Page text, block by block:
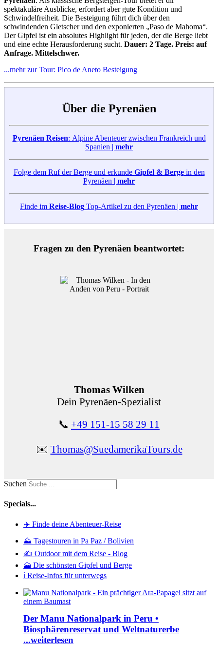
spektakuläre Ausblicke, erfordert aber gute Kondition und
Schwindelfreiheit. Die Besteigung führt dich über den
schwindenden Gletscher und den exponierten „Paso de Mahoma“.
Der Gipfel ist ein absolutes Highlight für jeden, der die Berge liebt
und eine echte Herausforderung sucht. Dauer: 2 Tage. Preis: auf
Anfrage. Mittelschwer.
...mehr zur Tour: Pico de Aneto Besteigung
Über die Pyrenäen
Pyrenäen Reisen: Alpine Abenteuer zwischen Frankreich und
Spanien | mehr
Folge dem Ruf der Berge und erkunde Gipfel & Bergein den
Pyrenäen | mehr
Finde im Reise-Blog Top-Artikel zu den Pyrenäen | mehr
Fragen zu den Pyrenäen beantwortet:
Thomas Wilken
Dein Pyrenäen-Spezialist
📞 +49 151-15 58 29 11
✉️ Thomas@SuedamerikaTours.de
Suchen
Specials...
✈️ Finde deine Abenteuer-Reise
⛰️ Tagestouren in Pa Paz / Bolivien
✍️ Outdoor mit dem Reise - Blog
🗻 Die schönsten Gipfel und Berge
ℹ️ Reise-Infos für unterwegs
Der Manu Nationalpark in Peru •
Biosphärenreservat und Weltnaturerbe
...weiterlesen